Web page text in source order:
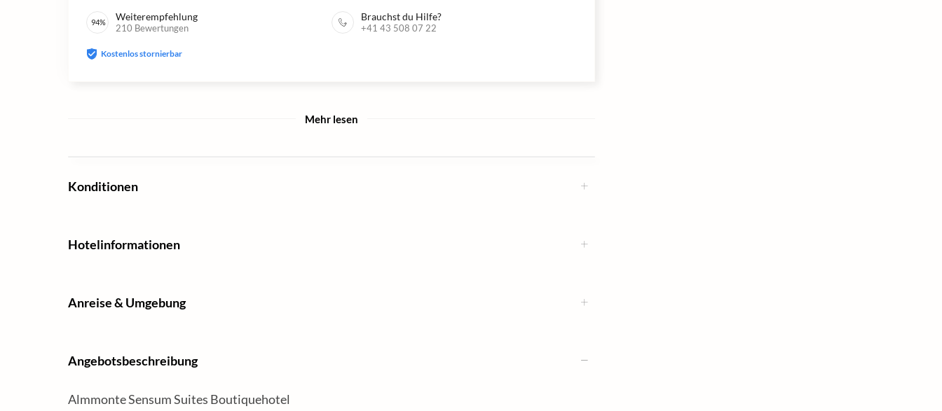
94% Weiterempfehlung
210 Bewertungen
Brauchst du Hilfe?
+41 43 508 07 22
Kostenlos stornierbar
Mehr lesen
Konditionen
Hotelinformationen
Anreise & Umgebung
Angebotsbeschreibung
Almmonte Sensum Suites Boutiquehotel